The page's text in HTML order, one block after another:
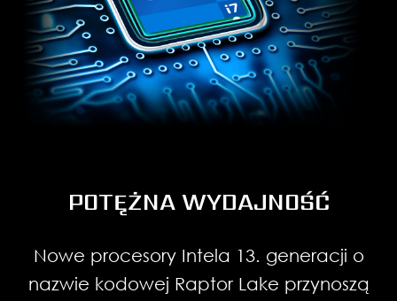
POTĘŻNA WYDAJNOŚĆ
Nowe procesory Intela 13. generacji o
nazwie kodowej Raptor Lake przynoszą
WIĘCEJ DZIĘKI SZTUCZNEJ
POWIETRZA
Infinite S3 zostały zaprojektowane z
WYSOKA PRĘDKOŚĆ TRANSFERU
DANYCH